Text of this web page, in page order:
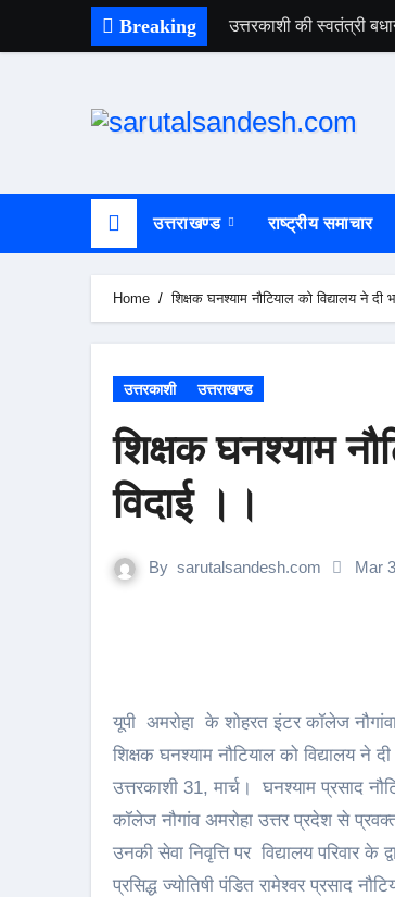
Breaking उत्तरकाशी की स्वतंत्री
उत्तराखण्ड राष्ट्रीय समाचार
Home शिक्षक घनश्याम नौटियाल को विद्यालय ने दी
उत्तरकाशी उत्तराखण्ड
शिक्षक घनश्याम
विदाई ।।
By sarutalsandesh.com Mar
यूपी अमरोहा के शोहरत इंटर कॉलेज
शिक्षक घनश्याम नौटियाल को विद्यालय ने दी
उत्तरकाशी 31, मार्च। घनश्याम प्रसाद
कॉलेज नौगांव अमरोहा उत्तर प्रदेश से
उनकी सेवा निवृत्ति पर विद्यालय परिवार के
प्रसिद्ध ज्योतिषी पंडित रामेश्वर प्रसाद